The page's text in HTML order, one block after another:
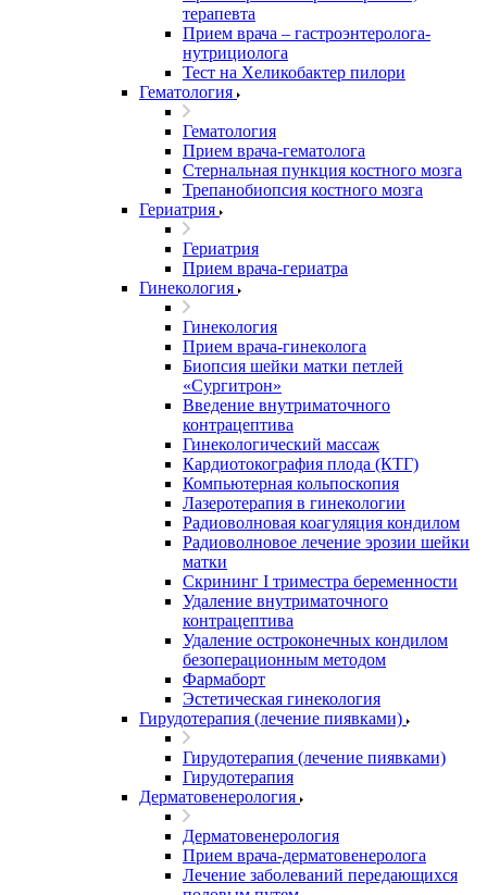
терапевта
Прием врача – гастроэнтеролога-
нутрициолога
Тест на Хеликобактер пилори
Гематология
Гематология
Прием врача-гематолога
Стернальная пункция костного мозга
Трепанобиопсия костного мозга
Гериатрия
Гериатрия
Прием врача-гериатра
Гинекология
Гинекология
Прием врача-гинеколога
Биопсия шейки матки петлей
«Сургитрон»
Введение внутриматочного
контрацептива
Гинекологический массаж
Кардиотокография плода (КТГ)
Компьютерная кольпоскопия
Лазеротерапия в гинекологии
Радиоволновая коагуляция кондилом
Радиоволновое лечение эрозии шейки
матки
Скрининг I триместра беременности
Удаление внутриматочного
контрацептива
Удаление остроконечных кондилом
безоперационным методом
Фармаборт
Эстетическая гинекология
Гирудотерапия (лечение пиявками)
Гирудотерапия (лечение пиявками)
Гирудотерапия
Дерматовенерология
Дерматовенерология
Прием врача-дерматовенеролога
Лечение заболеваний передающихся